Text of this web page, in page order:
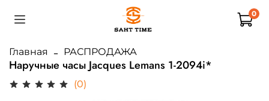
0
Главная РАСПРОДАЖА
Наручные часы Jacques Lemans 1-2094i*
(0)